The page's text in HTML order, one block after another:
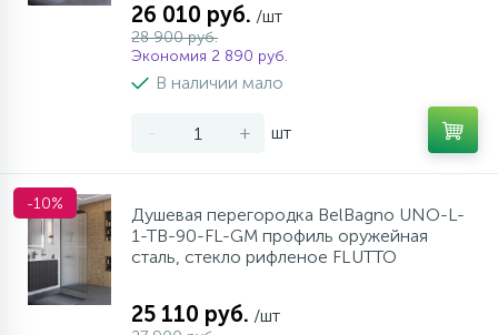
26 010 руб. /шт
28 900 руб.
Экономия 2 890 руб.
В наличии мало
- + шт
-10%
Душевая перегородка BelBagno UNO-L-
1-TB-90-FL-GM профиль оружейная
сталь, стекло рифленое FLUTTO
25 110 руб. /шт